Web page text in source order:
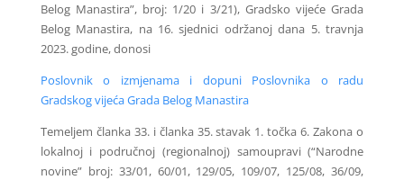
Belog Manastira”, broj: 1/20 i 3/21), Gradsko vijeće Grada
Belog Manastira, na 16. sjednici održanoj dana 5. travnja
2023. godine, donosi
Poslovnik o izmjenama i dopuni Poslovnika o radu
Gradskog vijeća Grada Belog Manastira
Temeljem članka 33. i članka 35. stavak 1. točka 6. Zakona o
lokalnoj i područnoj (regionalnoj) samoupravi (“Narodne
novine” broj: 33/01, 60/01, 129/05, 109/07, 125/08, 36/09,